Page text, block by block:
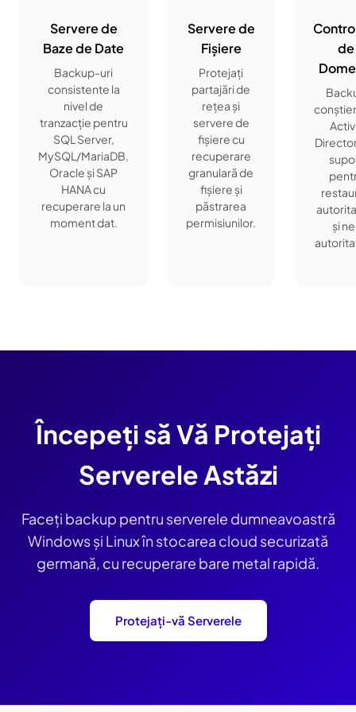
Servere de
Baze de Date
Backup-uri
consistente la
nivel de
tranzacție pentru
SQL Server,
MySQL/MariaDB,
Oracle și SAP
HANA cu
recuperare la un
moment dat.
Servere de
Fișiere
Protejați
partajări de
rețea și
servere de
fișiere cu
recuperare
granulară de
fișiere și
păstrarea
permisiunilor.
de
și
Începeți să Vă Protejați
Serverele Astăzi
Faceți backup pentru serverele dumneavoastră
Windows și Linux în stocarea cloud securizată
germană, cu recuperare bare metal rapidă.
Protejați-vă Serverele